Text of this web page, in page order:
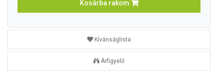
Kosárba rakom
Kívánságlista
Árfigyelő